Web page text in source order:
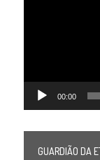
00:00
GUARDIÃO DA